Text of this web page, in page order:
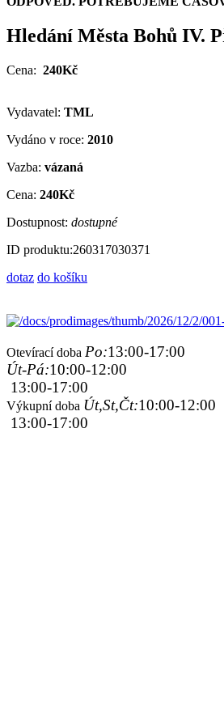
Hledání Města Bohů IV.
Cena: 240Kč
Vydavatel: TML
Vydáno v roce: 2010
Vazba: vázaná
Cena: 240Kč
Dostupnost: dostupné
ID produktu:260317030371
dotaz do košíku
Otevírací doba Po:13:00-17:00
Út-Pá:10:00-12:00
13:00-17:00
Výkupní doba Út,St,Čt:10:00-12:00
13:00-17:00